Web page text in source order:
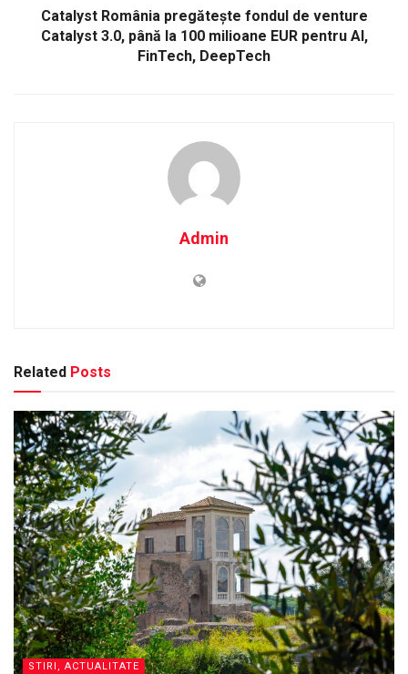
Catalyst România pregătește fondul de venture
Catalyst 3.0, până la 100 milioane EUR pentru AI,
FinTech, DeepTech
Admin
Related Posts
STIRI, ACTUALITATE